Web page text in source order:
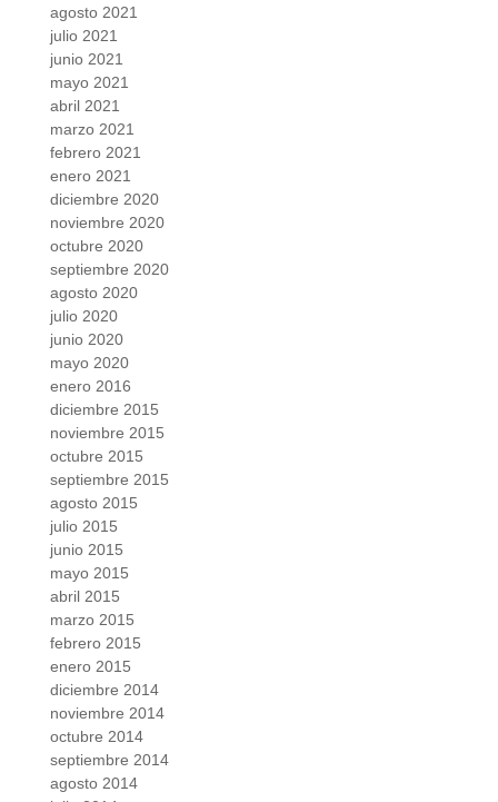
agosto 2021
julio 2021
junio 2021
mayo 2021
abril 2021
marzo 2021
febrero 2021
enero 2021
diciembre 2020
noviembre 2020
octubre 2020
septiembre 2020
agosto 2020
julio 2020
junio 2020
mayo 2020
enero 2016
diciembre 2015
noviembre 2015
octubre 2015
septiembre 2015
agosto 2015
julio 2015
junio 2015
mayo 2015
abril 2015
marzo 2015
febrero 2015
enero 2015
diciembre 2014
noviembre 2014
octubre 2014
septiembre 2014
agosto 2014